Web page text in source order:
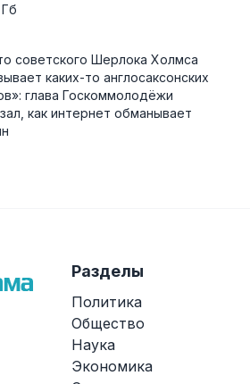
советского Шерлока Холмса
каких-то англосаксонских
глава Госкоммолодёжи
как интернет обманывает
Разделы
Политика
Общество
Наука
Экономика